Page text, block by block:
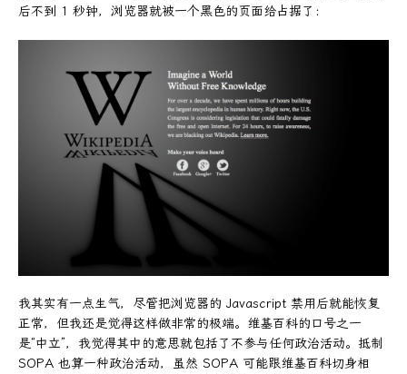
后不到 1 秒钟，浏览器就被一个黑色的页面给占据了：
我其实有一点生气，尽管把浏览器的 Javascript 禁用后就能恢复
正常，但我还是觉得这样做非常的极端。维基百科的口号之一
是“中立”，我觉得其中的意思就包括了不参与任何政治活动。抵制
SOPA 也算一种政治活动，虽然 SOPA 可能跟维基百科切身相